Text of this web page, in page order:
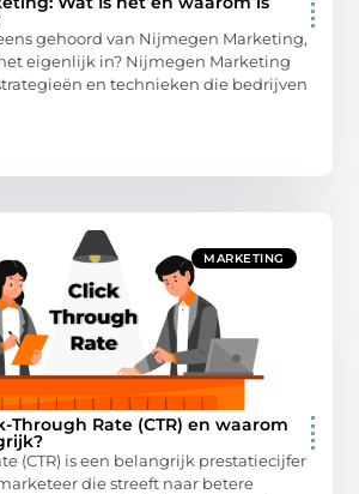
gehoord van Nijmegen Marketing,
eigenlijk in? Nijmegen Marketing
en technieken die bedrijven
MARKETING
Through Rate (CTR) en waarom
(CTR) is een belangrijk prestatiecijfer
die streeft naar betere